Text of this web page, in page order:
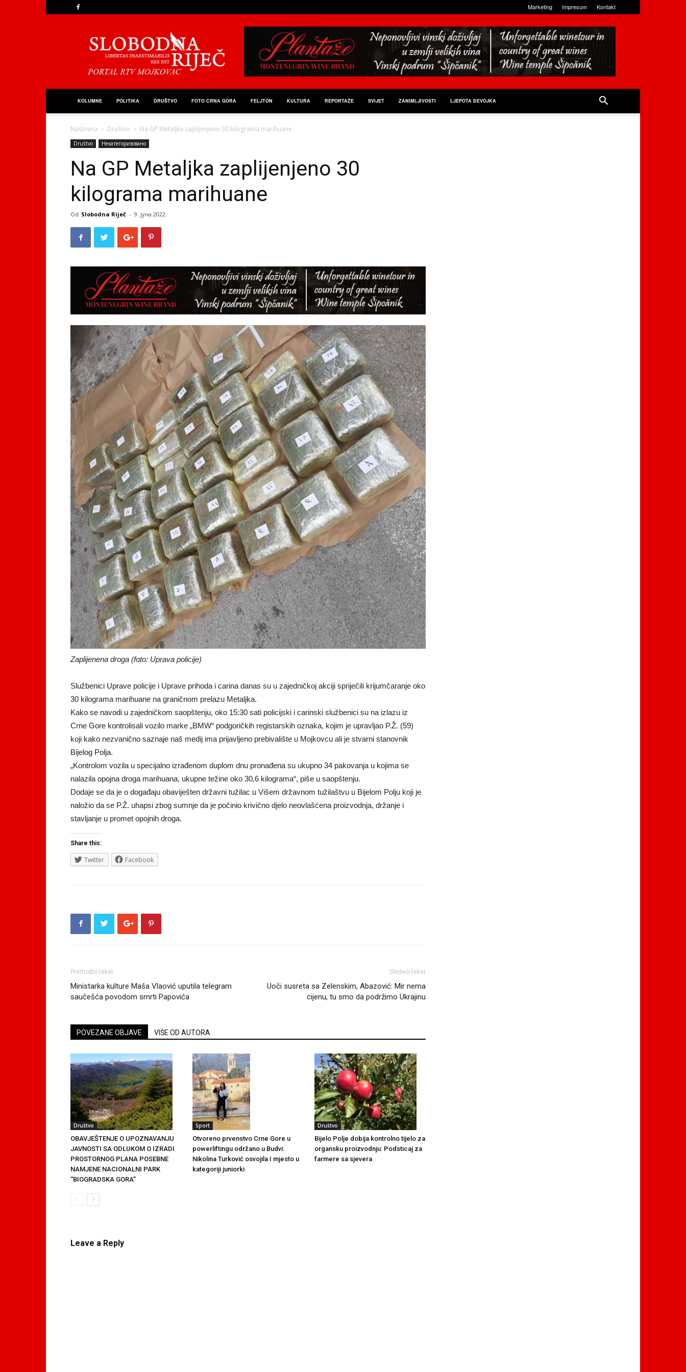
Marketing Impresum Kontakt
Riječ
KOLUMNE POLITIKA DRUŠTVO FOTO CRNA GORA FELJTON KULTURA REPORTAŽE SVIJET ZANIMLJIVOSTI LJEPOTA ĐEVOJKA
Naslovna Društvo Na GP Metaljka zaplijenjeno 30 kilograma marihuane
Društvo Некатегоризовано
Na GP Metaljka zaplijenjeno 30
kilograma marihuane
Od Slobodna Riječ - 9. јуна 2022.
Zaplijenena droga (foto: Uprava policije)
Službenici Uprave policije i Uprave prihoda i carina danas su u zajedničkoj akciji spriječili krijumčaranje oko
30 kilograma marihuane na graničnom prelazu Metaljka.
Kako se navodi u zajedničkom saopštenju, oko 15:30 sati policijski i carinski službenici su na izlazu iz
Crne Gore kontrolisali vozilo marke „BMW“ podgoričkih registarskih oznaka, kojim je upravljao P.Ž. (59)
koji kako nezvanično saznaje naš medij ima prijavljeno prebivalište u Mojkovcu ali je stvarni stanovnik
Bijelog Polja.
„Kontrolom vozila u specijalno izrađenom duplom dnu pronađena su ukupno 34 pakovanja u kojima se
nalazila opojna droga marihuana, ukupne težine oko 30,6 kilograma“, piše u saopštenju.
Dodaje se da je o događaju obaviješten državni tužilac u Višem državnom tužilaštvu u Bijelom Polju koji je
naložio da se P.Ž. uhapsi zbog sumnje da je počinio krivično djelo neovlašćena proizvodnja, držanje i
stavljanje u promet opojnih droga.
Share this:
Twitter Facebook
Prethodni tekst
Ministarka kulture Maša Vlaović uputila telegram
saučešća povodom smrti Papovića
Sledeći tekst
Uoči susreta sa Zelenskim, Abazović: Mir nema
cijenu, tu smo da podržimo Ukrajinu
POVEZANE OBJAVE VIŠE OD AUTORA
Društvo
OBAVJEŠTENJE O UPOZNAVANJU
JAVNOSTI SA ODLUKOM O IZRADI
PROSTORNOG PLANA POSEBNE
NAMJENE NACIONALNI PARK
“BIOGRADSKA GORA”
Sport
Otvoreno prvenstvo Crne Gore u
powerliftingu održano u Budvi:
Nikolina Turković osvojila I mjesto u
kategoriji juniorki
Društvo
Bijelo Polje dobija kontrolno tijelo za
organsku proizvodnju: Podsticaj za
farmere sa sjevera
Leave a Reply